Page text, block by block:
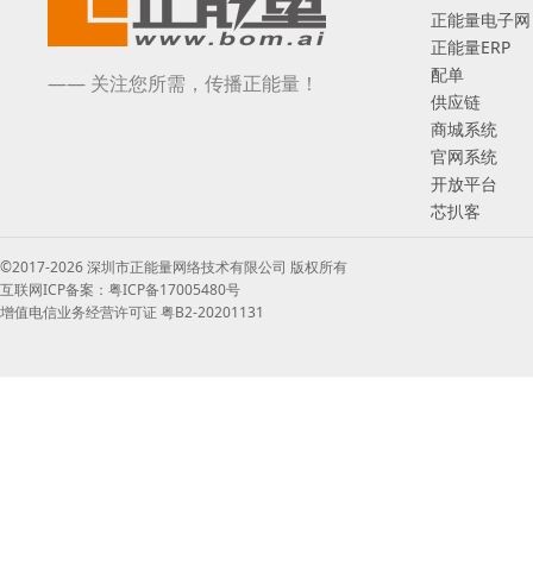
—— 关注您所需，传播正能量！
正能量电子网
正能量ERP
配单
供应链
商城系统
官网系统
开放平台
芯扒客
©2017-2026 深圳市正能量网络技术有限公司 版权所有
互联网ICP备案：粤ICP备17005480号
增值电信业务经营许可证 粤B2-20201131